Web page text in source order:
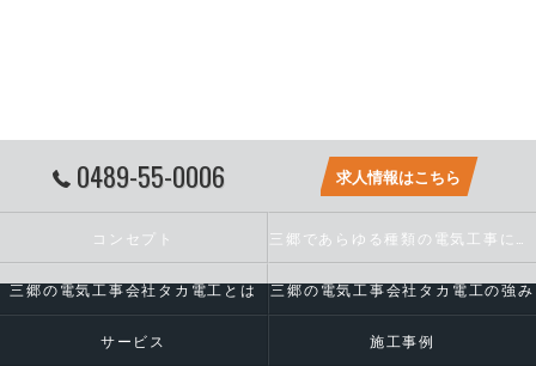
0489-55-0006 求人情報はこちら
コンセプト
三郷の電気工事会社タカ電工とは 三郷の電気工事会社タカ電工の強み
サービス 施工事例